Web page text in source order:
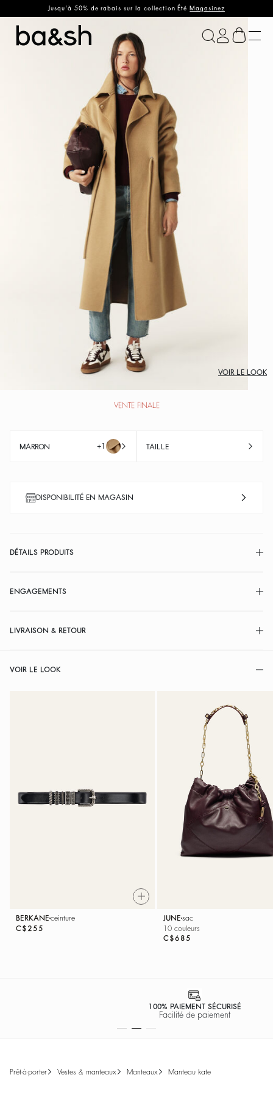
Jusqu'à 50% de rabais sur la collection Été Magasinez
ba&sh
VOIR LE LOOK
VENTE FINALE
MARRON +1 TAILLE
DISPONIBILITÉ EN MAGASIN
DÉTAILS PRODUITS
ENGAGEMENTS
LIVRAISON & RETOUR
VOIR LE LOOK
BERKANE ceinture
C$255
JUNEsac
10 couleurs
C$685
100% PAIEMENT SÉCURISÉ
Facilité de paiement
prêt-à-porter vestes & manteaux manteaux manteau kate